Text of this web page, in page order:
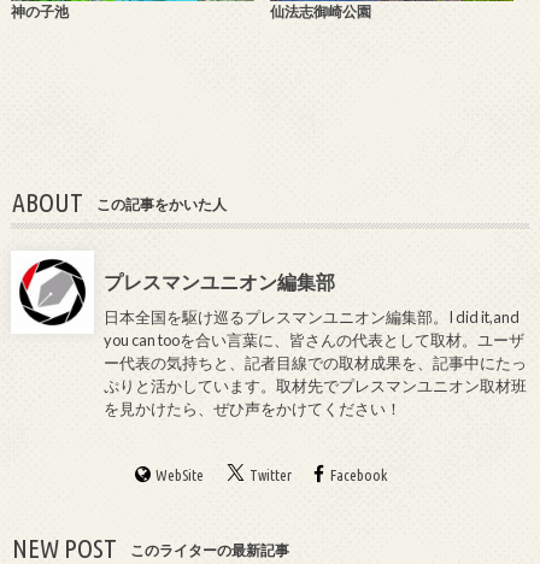
神の子池 仙法志御崎公園
ABOUT この記事をかいた人
プレスマンユニオン編集部
日本全国を駆け巡るプレスマンユニオン編集部。I did it,and
you can tooを合い言葉に、皆さんの代表として取材。ユーザ
ー代表の気持ちと、記者目線での取材成果を、記事中にたっ
ぷりと活かしています。取材先でプレスマンユニオン取材班
を見かけたら、ぜひ声をかけてください！
WebSite Twitter Facebook
NEW POST このライターの最新記事